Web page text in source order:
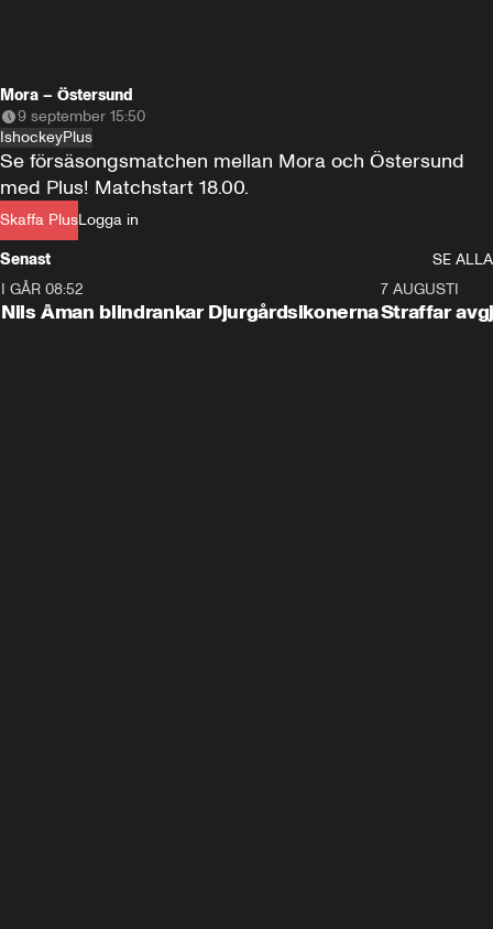
Mora – Östersund
9 september 15:50
IshockeyPlus
Skaffa PlusLogga in
Se försäsongsmatchen mellan Mora och Östersund
med Plus! Matchstart 18.00.
Senast
SE ALLA
I GÅR 08:52
Nils Åman blindrankar Djurgårdsikonerna
7 AUGUSTI
Straffar